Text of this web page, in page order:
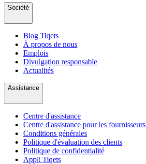
Société
Blog Tiqets
À propos de nous
Emplois
Divulgation responsable
Actualités
Assistance
Centre d'assistance
Centre d'assistance pour les fournisseurs
Conditions générales
Politique d'évaluation des clients
Politique de confidentialité
Appli Tiqets